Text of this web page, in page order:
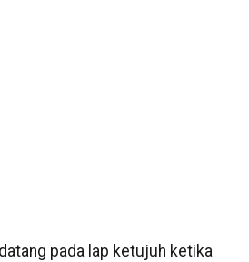
pada lap ketujuh ketika